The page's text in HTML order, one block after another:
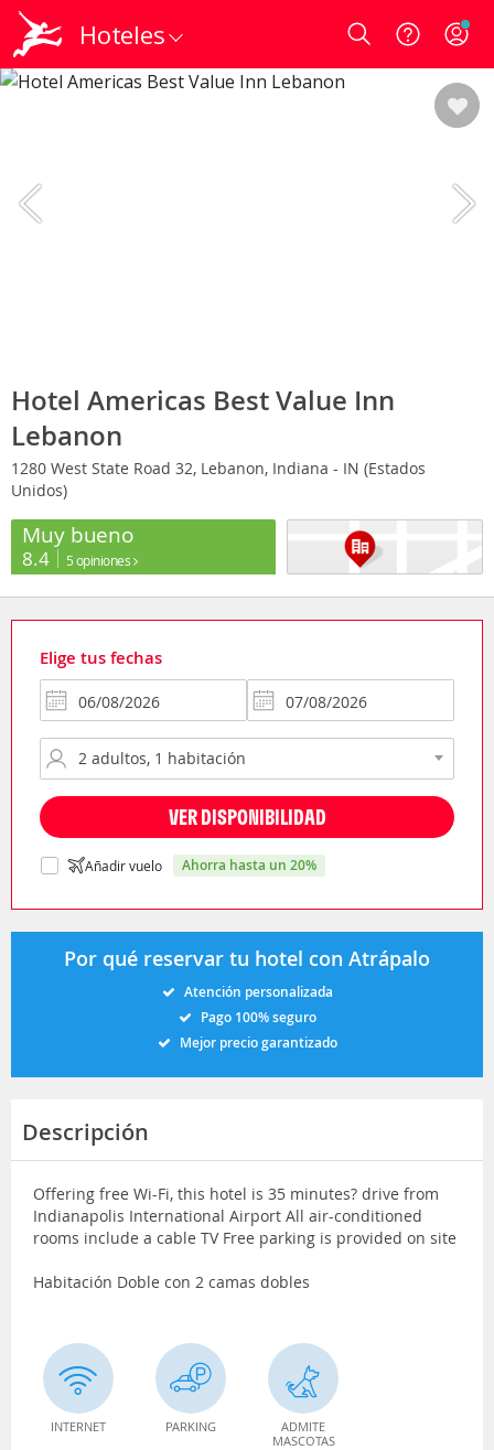
Hoteles Login
Hotel Americas Best Value Inn
Lebanon
1280 West State Road 32, Lebanon, Indiana - IN (Estados
Unidos)
Muy bueno
8.4 5 opiniones
Elige tus fechas
VER DISPONIBILIDAD
Añadir vuelo ahorra hasta un 20%
Por qué reservar tu hotel con Atrápalo
Atención personalizada
Pago 100% seguro
Mejor precio garantizado
Descripción
Offering free Wi-Fi, this hotel is 35 minutes? drive from
Indianapolis International Airport All air-conditioned
rooms include a cable TV Free parking is provided on site
Habitación Doble con 2 camas dobles
INTERNET PARKING
ADMITE
MASCOTAS